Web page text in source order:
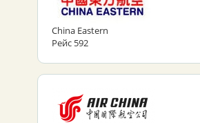
China Eastern
Рейс 592